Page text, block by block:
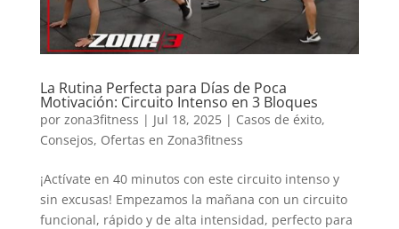
La Rutina Perfecta para Días de Poca
Motivación: Circuito Intenso en 3 Bloques
por zona3fitness | Jul 18, 2025| Casos de éxito,
Consejos, Ofertas en Zona3fitness
¡Actívate en 40 minutos con este circuito intenso y
sin excusas! Empezamos la mañana con un circuito
funcional, rápido y de alta intensidad, perfecto para